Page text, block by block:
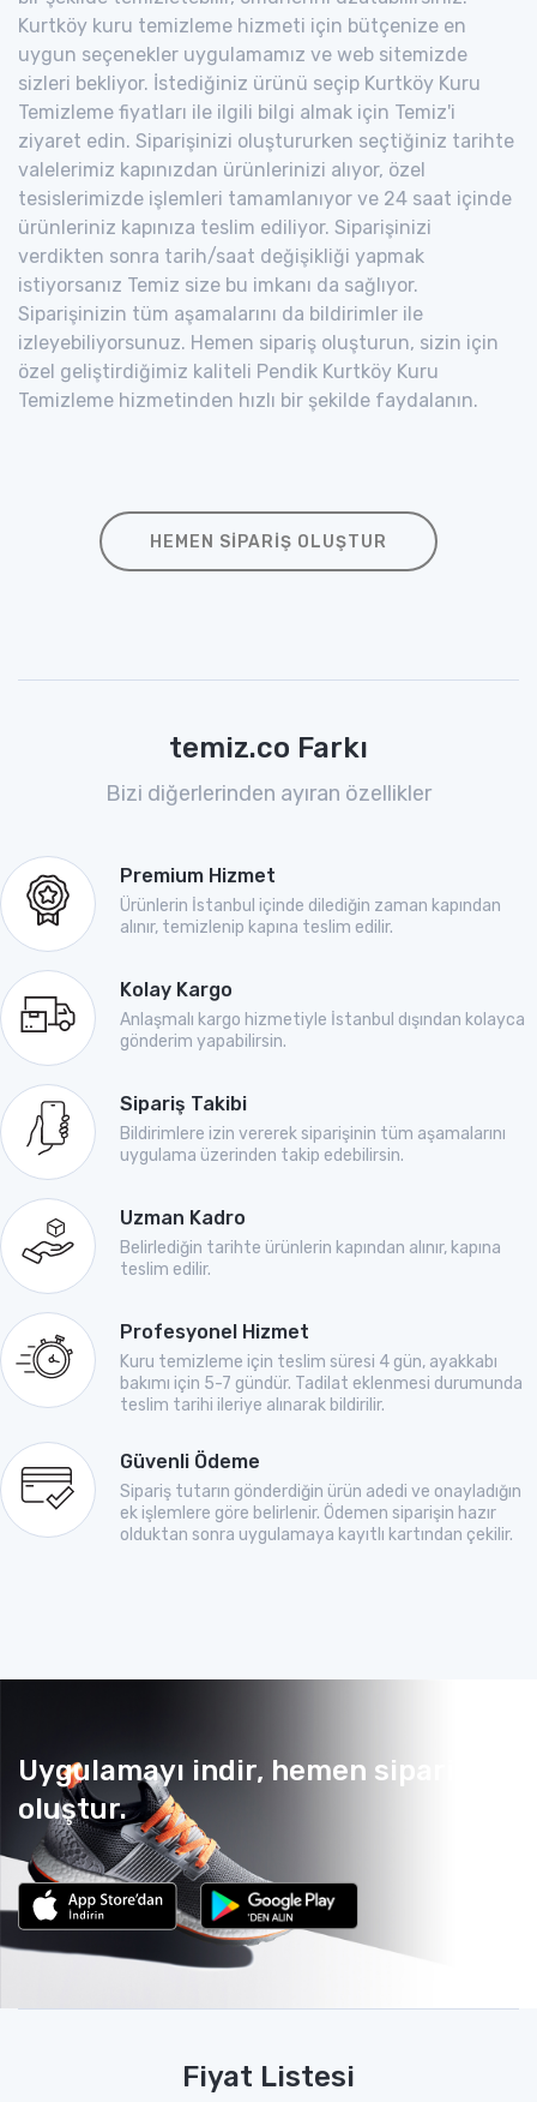
Kurtköy kuru temizleme hizmeti için bütçenize en
uygun seçenekler uygulamamız ve web sitemizde
sizleri bekliyor. İstediğiniz ürünü seçip Kurtköy Kuru
Temizleme fiyatları ile ilgili bilgi almak için Temiz'i
ziyaret edin. Siparişinizi oluştururken seçtiğiniz tarihte
valelerimiz kapınızdan ürünlerinizi alıyor, özel
tesislerimizde işlemleri tamamlanıyor ve 24 saat içinde
ürünleriniz kapınıza teslim ediliyor. Siparişinizi
verdikten sonra tarih/saat değişikliği yapmak
istiyorsanız Temiz size bu imkanı da sağlıyor.
Siparişinizin tüm aşamalarını da bildirimler ile
izleyebiliyorsunuz. Hemen sipariş oluşturun, sizin için
özel geliştirdiğimiz kaliteli Pendik Kurtköy Kuru
Temizleme hizmetinden hızlı bir şekilde faydalanın.
HEMEN SIPARIŞ OLUŞTUR
temiz.co Farkı
Bizi diğerlerinden ayıran özellikler
Premium Hizmet
Ürünlerin İstanbul içinde dilediğin zaman kapından
alınır, temizlenip kapına teslim edilir.
Kolay Kargo
Anlaşmalı kargo hizmetiyle İstanbul dışından kolayca
gönderim yapabilirsin.
Sipariş Takibi
Bildirimlere izin vererek siparişinin tüm aşamalarını
uygulama üzerinden takip edebilirsin.
Uzman Kadro
Belirlediğin tarihte ürünlerin kapından alınır, kapına
teslim edilir.
Profesyonel Hizmet
Kuru temizleme için teslim süresi 4 gün, ayakkabı
bakımı için 5-7 gündür. Tadilat eklenmesi durumunda
teslim tarihi ileriye alınarak bildirilir.
Güvenli Ödeme
Sipariş tutarın gönderdiğin ürün adedi ve onayladığın
ek işlemlere göre belirlenir. Ödemen siparişin hazır
olduktan sonra uygulamaya kayıtlı kartından çekilir.
Uygulamayı indir, hemen sipariş
oluştur.
Fiyat Listesi